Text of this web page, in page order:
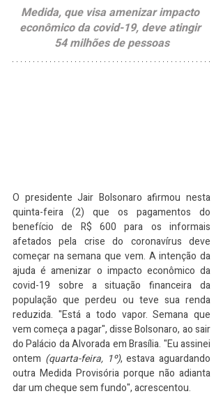
Medida, que visa amenizar impacto
econômico da covid-19, deve atingir
54 milhões de pessoas
O presidente Jair Bolsonaro afirmou nesta
quinta-feira (2) que os pagamentos do
benefício de R$ 600 para os informais
afetados pela crise do coronavírus deve
começar na semana que vem. A intenção da
ajuda é amenizar o impacto econômico da
covid-19 sobre a situação financeira da
população que perdeu ou teve sua renda
reduzida. "Está a todo vapor. Semana que
vem começa a pagar", disse Bolsonaro, ao sair
do Palácio da Alvorada em Brasília. "Eu assinei
ontem (quarta-feira, 1º), estava aguardando
outra Medida Provisória porque não adianta
dar um cheque sem fundo", acrescentou.